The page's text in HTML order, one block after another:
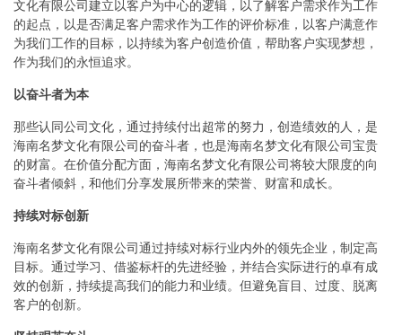
文化有限公司建立以客户为中心的逻辑，以了解客户需求作为工作
的起点，以是否满足客户需求作为工作的评价标准，以客户满意作
为我们工作的目标，以持续为客户创造价值，帮助客户实现梦想，
作为我们的永恒追求。
以奋斗者为本
那些认同公司文化，通过持续付出超常的努力，创造绩效的人，是
海南名梦文化有限公司的奋斗者，也是海南名梦文化有限公司宝贵
的财富。在价值分配方面，海南名梦文化有限公司将较大限度的向
奋斗者倾斜，和他们分享发展所带来的荣誉、财富和成长。
持续对标创新
海南名梦文化有限公司通过持续对标行业内外的领先企业，制定高
目标。通过学习、借鉴标杆的先进经验，并结合实际进行的卓有成
效的创新，持续提高我们的能力和业绩。但避免盲目、过度、脱离
客户的创新。